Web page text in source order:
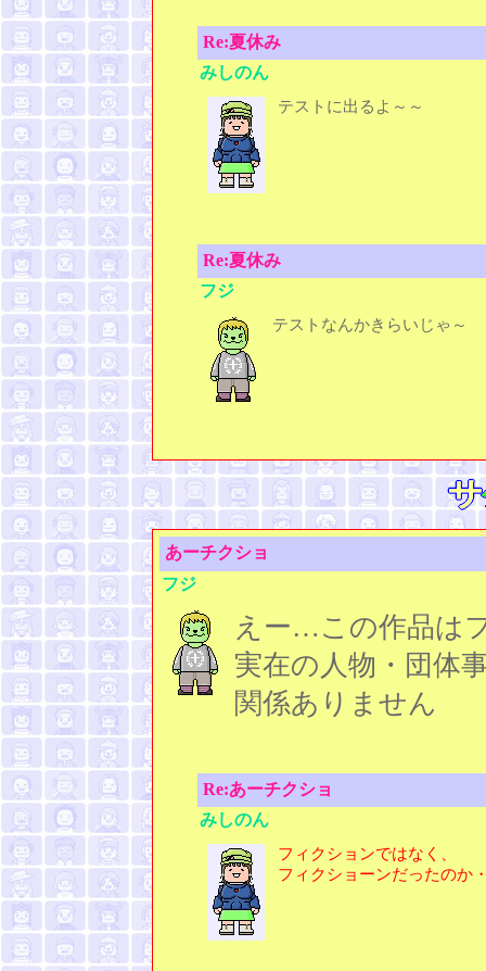
Re:夏休み
みしのん
テストに出るよ～～
Re:夏休み
フジ
テストなんかきらいじゃ～
あーチクショ
フジ
えー…この作品は
実在の人物・団体
関係ありません
Re:あーチクショ
みしのん
フィクションではなく、
フィクショーンだったのか